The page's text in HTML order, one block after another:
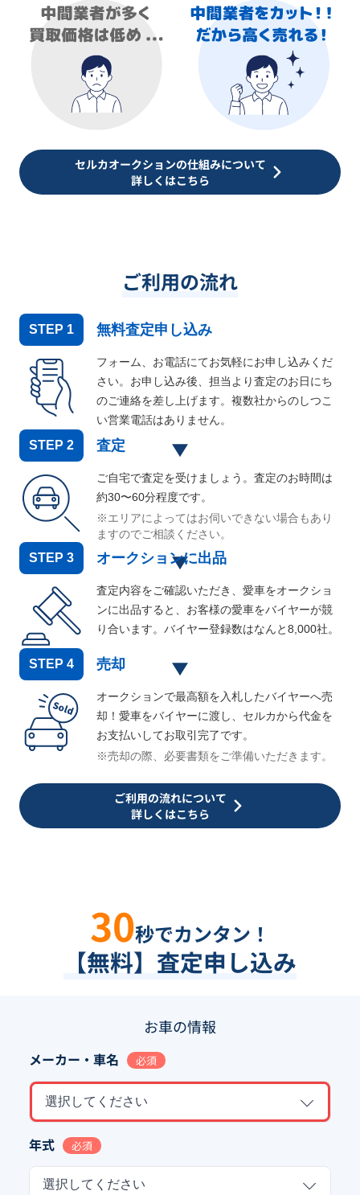
セルカオークションの仕組みについて
詳しくはこちら
ご利用の流れ
STEP 1 無料査定申し込み
フォーム、お電話にてお気軽にお申し込みくだ
さい。お申し込み後、担当より査定のお日にち
のご連絡を差し上げます。複数社からのしつこ
い営業電話はありません。
STEP 2 査定
ご自宅で査定を受けましょう。査定のお時間は
約30〜60分程度です。
※エリアによってはお伺いできない場合もあり
ますのでご相談ください。
STEP 3 オークションに出品
査定内容をご確認いただき、愛車をオークショ
ンに出品すると、お客様の愛車をバイヤーが競
り合います。バイヤー登録数はなんと8,000社。
STEP 4 売却
オークションで最高額を入札したバイヤーへ売
却！愛車をバイヤーに渡し、セルカから代金を
お支払いしてお取引完了です。
※売却の際、必要書類をご準備いただきます。
ご利用の流れについて
詳しくはこちら
30秒でカンタン！
【無料】査定申し込み
お車の情報
メーカー・車名 必須
選択してください
年式 必須
選択してください